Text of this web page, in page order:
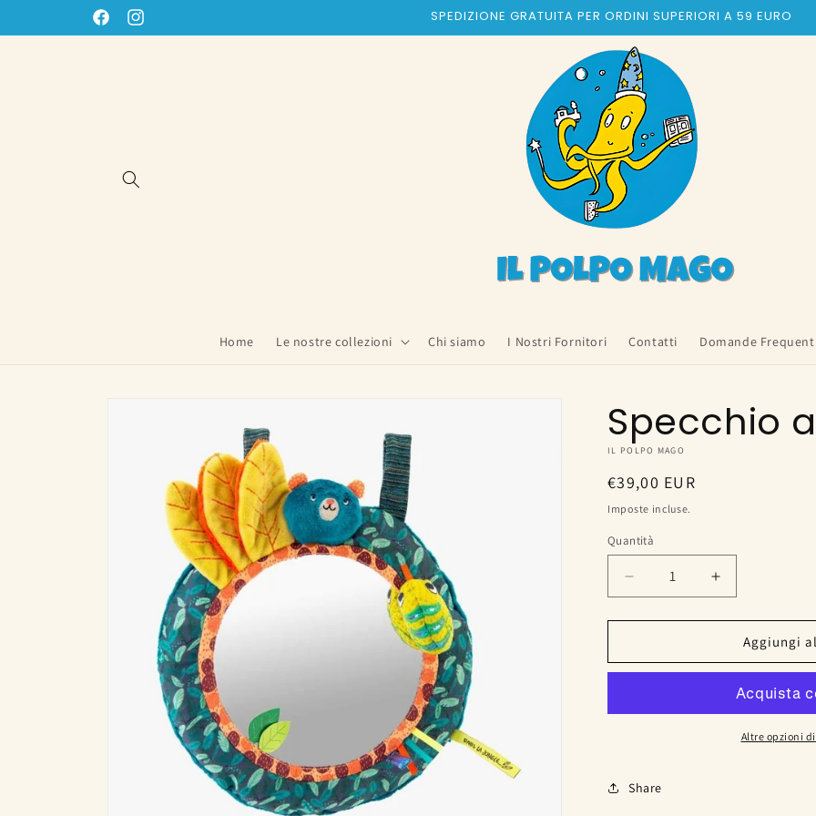
direttamente
ai contenuti
FacebookInstagram
SPEDIZIONE GRATUITA PER ORDINI SUPERIORI A 59 EURO
Home Le nostre collezioni Chi siamo I Nostri Fornitori Contatti Domande
Specchio
IL POLPO MAGO
Prezzo
di
listino
€39,00 EUR
Imposte incluse.
Quantità
Diminuisci
quantità
per
attività
Aumenta
quantità
per
Specchio
attività
Aggiungi
Altre opzioni
Share